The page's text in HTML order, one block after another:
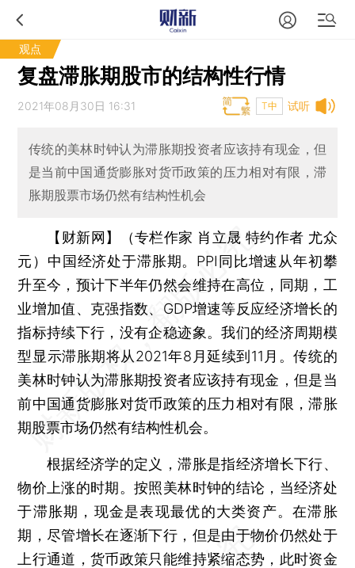
观点
复盘滞胀期股市的结构性行情
试听
2021年08月30日 16:31 T中
传统的美林时钟认为滞胀期投资者应该持有现金，但
是当前中国通货膨胀对货币政策的压力相对有限，滞
胀期股票市场仍然有结构性机会
【财新网】（专栏作家 肖立晟 特约作者 尤众
元） 中国经济处于滞胀期。PPI同比增速从年初攀
升至今，预计下半年仍然会维持在高位，同期，工
业增加值、克强指数、GDP增速等反应经济增长的
指标持续下行，没有企稳迹象。我们的经济周期模
型显示滞胀期将从2021年8月延续到11月。传统的
美林时钟认为滞胀期投资者应该持有现金，但是当
前中国通货膨胀对货币政策的压力相对有限，滞胀
期股票市场仍然有结构性机会。
根据经济学的定义，滞胀是指经济增长下行、
物价上涨的时期。按照美林时钟的结论，当经济处
于滞胀期，现金是表现最优的大类资产。在滞胀
期，尽管增长在逐渐下行，但是由于物价仍然处于
上行通道，货币政策只能维持紧缩态势，此时资金